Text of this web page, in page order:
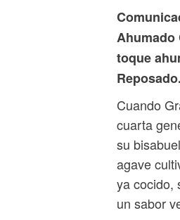
Ahumado
toque
Reposado.
Cuando
cuarta
su
agave
ya cocido,
un sabor